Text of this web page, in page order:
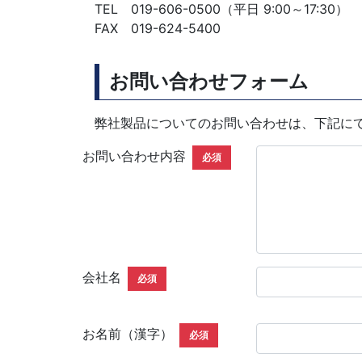
TEL 019-606-0500（平日 9:00～17:30）
FAX 019-624-5400
お問い合わせフォーム
弊社製品についてのお問い合わせは、下記に
お問い合わせ内容 必須
会社名 必須
お名前（漢字） 必須